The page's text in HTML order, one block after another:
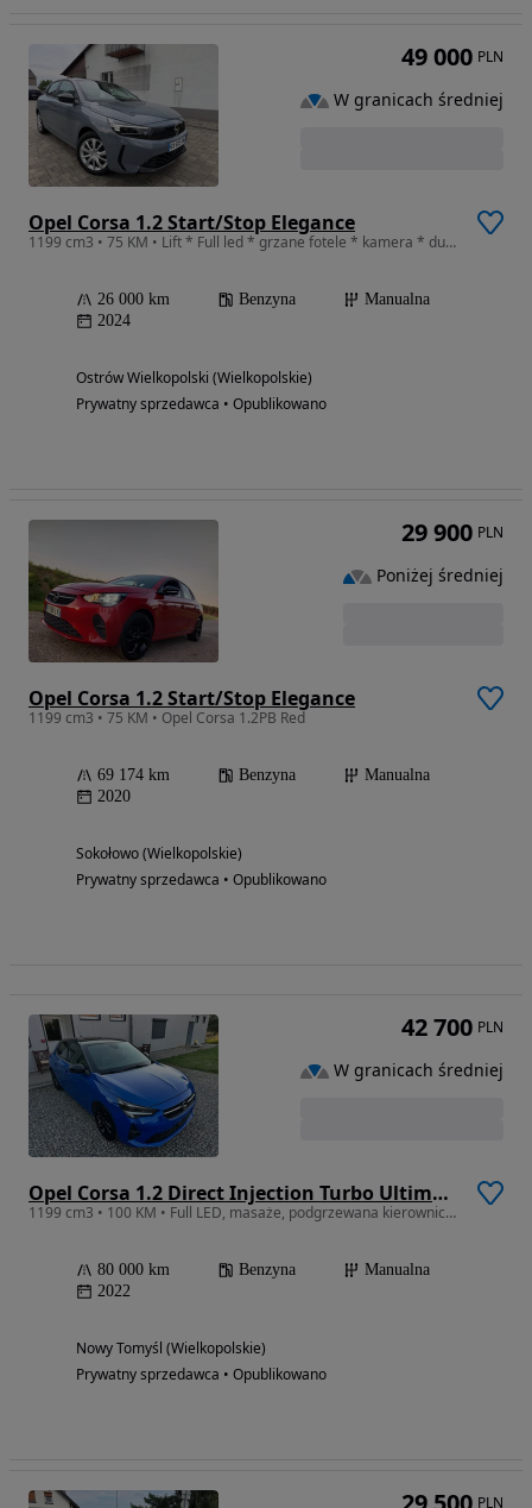
Opel Corsa 1.2 Start/Stop Elegance
1199 cm3 • 75 KM • Lift * Full led * grzane fotele * kamera * duży tablet *
26 000 km Benzyna
Manualna
2024
Ostrów Wielkopolski (Wielkopolskie)
Prywatny sprzedawca • Opublikowano
49 000 PLN
W granicach średniej
Opel Corsa 1.2 Start/Stop Elegance
1199 cm3 • 75 KM • Opel Corsa 1.2PB Red
69 174 km Benzyna
Manualna
2020
Sokołowo (Wielkopolskie)
Prywatny sprzedawca • Opublikowano
29 900 PLN
Poniżej średniej
Opel Corsa 1.2 Direct Injection Turbo Ultimate
1199 cm3 • 100 KM • Full LED, masaże, podgrzewana kierownica, kamera
80 000 km Benzyna
Manualna
2022
Nowy Tomyśl (Wielkopolskie)
Prywatny sprzedawca • Opublikowano
42 700 PLN
W granicach średniej
PLN